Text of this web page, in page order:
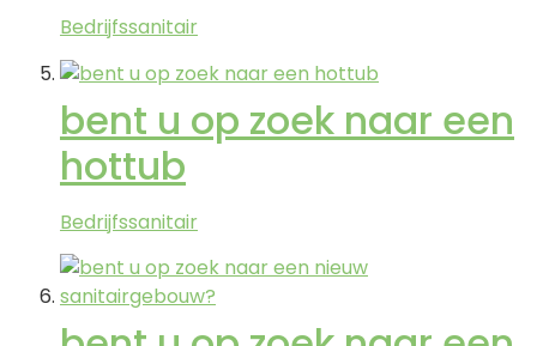
Bedrijfssanitair
bent u op zoek naar een
hottub
Bedrijfssanitair